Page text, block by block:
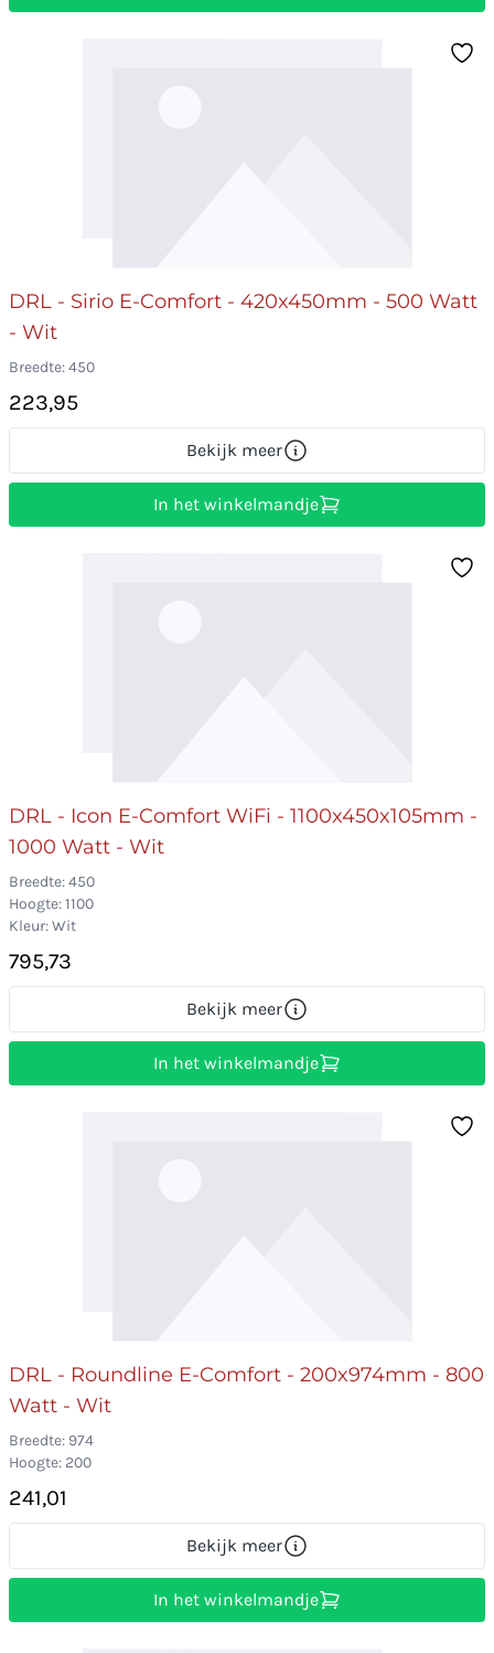
DRL - Sirio E-Comfort - 420x450mm - 500 Watt
- Wit
Breedte: 450
223,95
Bekijk meer
In het winkelmandje
DRL - Icon E-Comfort WiFi - 1100x450x105mm -
1000 Watt - Wit
Breedte: 450
Hoogte: 1100
Kleur: Wit
795,73
Bekijk meer
In het winkelmandje
DRL - Roundline E-Comfort - 200x974mm - 800
Watt - Wit
Breedte: 974
Hoogte: 200
241,01
Bekijk meer
In het winkelmandje